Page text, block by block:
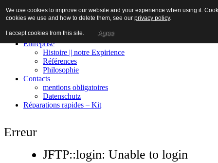
Maison
Entreprise
Histoire || notre Expirience
Références
Philosophie
Contacts
mentions obligatoires
Datenschutz
Réparations rapides – Kit
Erreur
JFTP::login: Unable to login
We use cookies to improve our website and your experience when using it.
cookies we use and how to delete them, see our privacy policy.
I accept cookies from this site. Agree